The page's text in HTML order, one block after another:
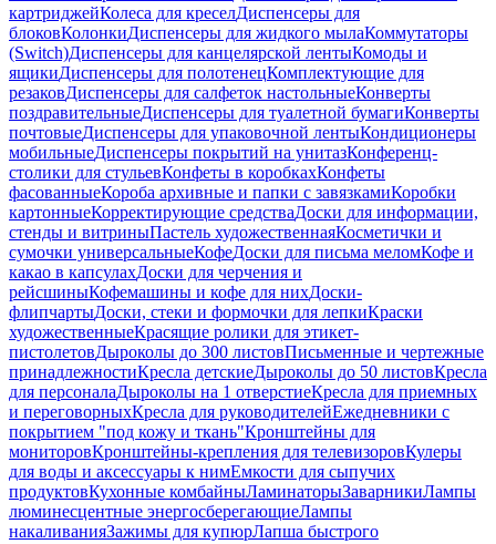
картриджейКолеса для креселДиспенсеры для
блоковКолонкиДиспенсеры для жидкого мылаКоммутаторы
(Switch)Диспенсеры для канцелярской лентыКомоды и
ящикиДиспенсеры для полотенецКомплектующие для
резаковДиспенсеры для салфеток настольныеКонверты
поздравительныеДиспенсеры для туалетной бумагиКонверты
почтовыеДиспенсеры для упаковочной лентыКондиционеры
мобильныеДиспенсеры покрытий на унитазКонференц-
столики для стульевКонфеты в коробкахКонфеты
фасованныеКороба архивные и папки с завязкамиКоробки
картонныеКорректирующие средстваДоски для информации,
стенды и витриныПастель художественнаяКосметички и
сумочки универсальныеКофеДоски для письма меломКофе и
какао в капсулахДоски для черчения и
рейсшиныКофемашины и кофе для нихДоски-
флипчартыДоски, стеки и формочки для лепкиКраски
художественныеКрасящие ролики для этикет-
пистолетовДыроколы до 300 листовПисьменные и чертежные
принадлежностиКресла детскиеДыроколы до 50 листовКресла
для персоналаДыроколы на 1 отверстиеКресла для приемных
и переговорныхКресла для руководителейЕжедневники с
покрытием "под кожу и ткань"Кронштейны для
мониторовКронштейны-крепления для телевизоровКулеры
для воды и аксессуары к нимЕмкости для сыпучих
продуктовКухонные комбайныЛаминаторыЗаварникиЛампы
люминесцентные энергосберегающиеЛампы
накаливанияЗажимы для купюрЛапша быстрого